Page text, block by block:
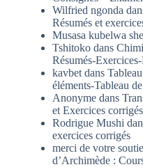
Wilfried ngonda
Résumés et
Musasa kubelwa
Tshitoko dans
Résumés-
kavbet dans
éléments-Tableau
Anonyme dans
et Exercices corrigés
Rodrigue Mushi
exercices corrigés
merci de votre
d’Archimède :